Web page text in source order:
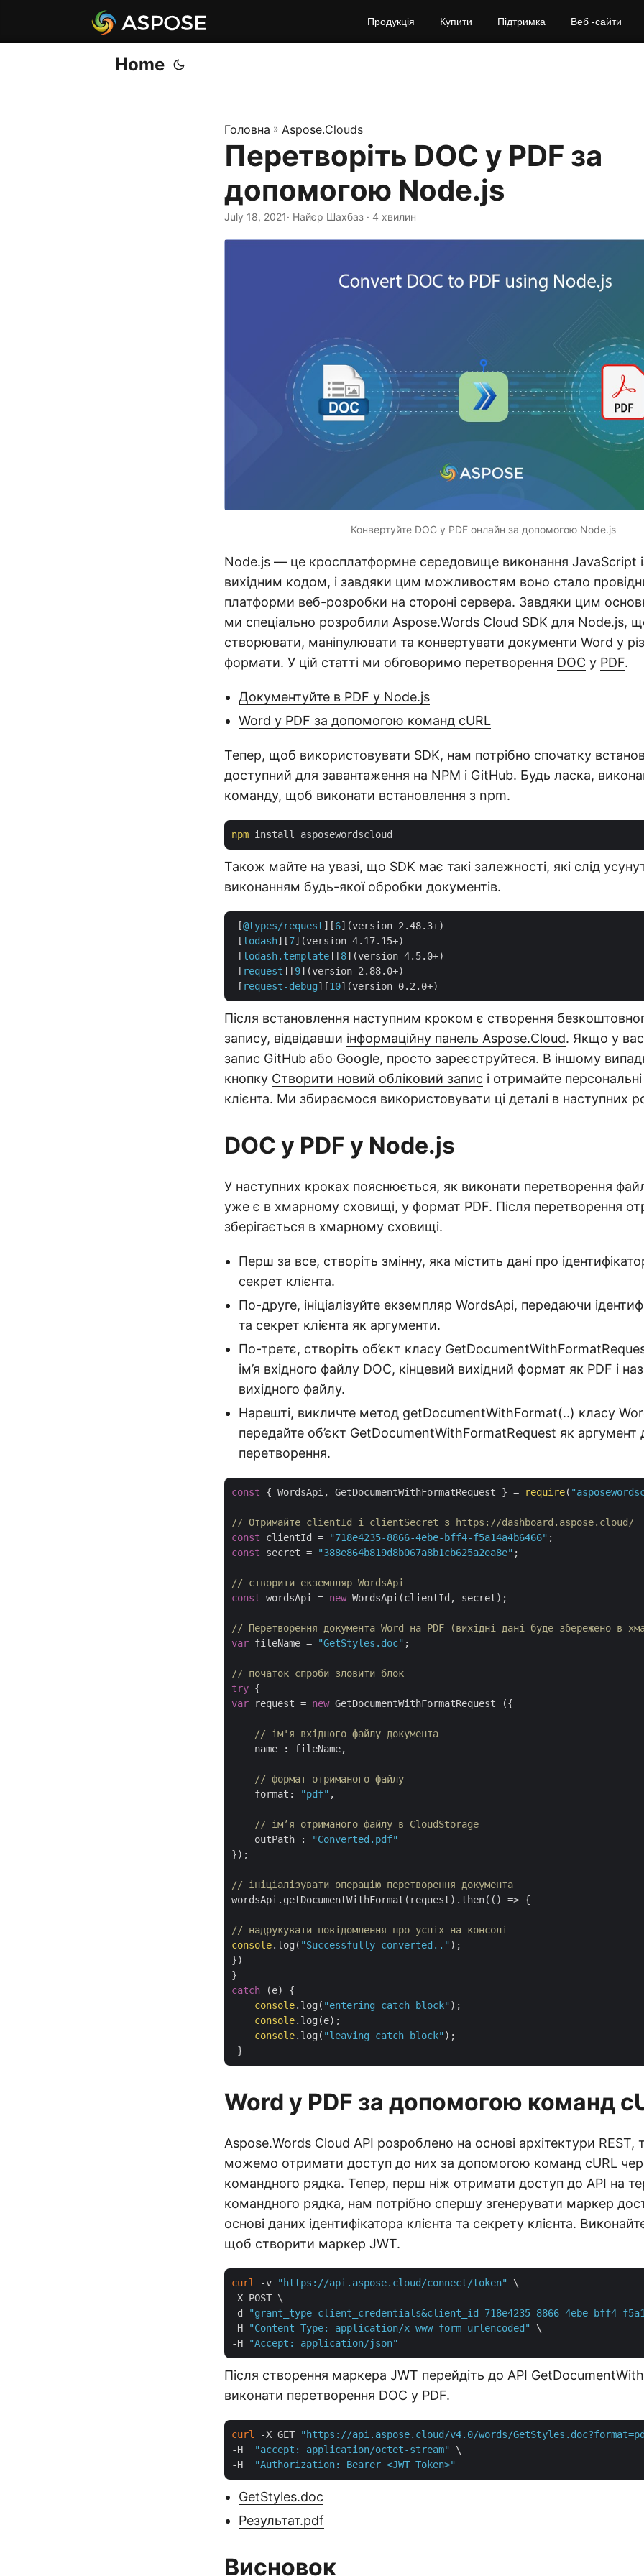
Продукція Купити Підтримка Веб -сайти
Home
Головна » Aspose.Clouds
Перетворіть DOC у PDF за
допомогою Node.js
July 18, 2021· Найєр Шахбаз · 4 хвилин
Конвертуйте DOC у PDF онлайн за допомогою Node.js
Node.js — це кросплатформне середовище виконання JavaScript
вихідним кодом, і завдяки цим можливостям воно стало
платформи веб-розробки на стороні сервера. Завдяки цим
ми спеціально розробили Aspose.Words Cloud SDK для Node.js,
створювати, маніпулювати та конвертувати документи Word у
формати. У цій статті ми обговоримо перетворення DOC у PDF.
Документуйте в PDF у Node.js
Word у PDF за допомогою команд cURL
Тепер, щоб використовувати SDK, нам потрібно спочатку
доступний для завантаження на NPM і GitHub. Будь ласка,
команду, щоб виконати встановлення з npm.
npm
Також майте на увазі, що SDK має такі залежності, які слід
виконанням будь-якої обробки документів.
[@types/request][6](version 2.48.3+)
[lodash][7](version 4.17.15+)
[lodash.template][8](version 4.5.0+)
[ request][9](version 2.88.0+)
[ request-debug][10
Після встановлення наступним кроком є створення
запису, відвідавши інформаційну панель Aspose.Cloud. Якщо у
запис GitHub або Google, просто зареєструйтеся. В іншому
кнопку Створити новий обліковий запис і отримайте персональні
клієнта. Ми збираємося використовувати ці деталі в наступних
DOC у PDF у Node.js
У наступних кроках пояснюється, як виконати перетворення
уже є в хмарному сховищі, у формат PDF. Після перетворення
зберігається в хмарному сховищі.
Перш за все, створіть змінну, яка містить дані про
секрет клієнта.
По-друге, ініціалізуйте екземпляр WordsApi, передаючи
та секрет клієнта як аргументи.
По-третє, створіть об’єкт класу
ім’я вхідного файлу DOC, кінцевий вихідний формат як PDF і
вихідного файлу.
Нарешті, викличте метод getDocumentWithFormat(..) класу
передайте об’єкт GetDocumentWithFormatRequest як аргумент
перетворення.
const { WordsApi, GetDocumentWithFormatRequest } = require(
// Отримайте clientId і clientSecret з https://dashboard.aspose.cloud/
const clientId = "718e4235-8866-4ebe-bff4-f5a14a4b6466"
const secret = "388e864b819d8b067a8b1cb625a2ea8e" ;
// створити екземпляр WordsApi
const wordsApi = new WordsApi(clientId, secret);
// Перетворення документа Word на PDF (вихідні дані буде збережено в
var fileName = "GetStyles.doc" ;
// початок спроби зловити блок
try
var request = new GetDocumentWithFormatRequest ({
// ім'я вхідного файлу документа
name : fileName,
// формат отриманого файлу
format : "pdf" ,
// ім’я отриманого файлу в CloudStorage
outPath :
"Converted.pdf"
});
// ініціалізувати операцію перетворення документа
wordsApi.getDocumentWithFormat(request).then( () => {
// надрукувати повідомлення про успіх на консолі
console.log( "Successfully converted.." );
})
catch (e) {
console.log( "entering catch block" );
console.log(e);
console.log( "leaving catch block" );
Word у PDF за допомогою команд
Aspose.Words Cloud API розроблено на основі архітектури REST,
можемо отримати доступ до них за допомогою команд cURL
командного рядка. Тепер, перш ніж отримати доступ до API на
командного рядка, нам потрібно спершу згенерувати маркер
основі даних ідентифікатора клієнта та секрету клієнта.
щоб створити маркер JWT.
curl -v "https://api.aspose.cloud/connect/token"
\
-X POST \
-d
"grant_type=client_credentials&client_id=718e4235-8866-4ebe-bff4-
-H
"Content-Type: application/x-www-form-urlencoded"
\
-H
"Accept: application/json"
Після створення маркера JWT перейдіть до API
виконати перетворення DOC у PDF.
curl -X GET "https://api.aspose.cloud/v4.0/words/
-H
"accept: application/octet-stream"
\
-H
"Authorization: Bearer <JWT Token>"
GetStyles.doc
Результат.pdf
Висновок